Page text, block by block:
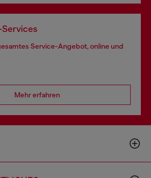
Service-Angebot, online und
Mehr erfahren